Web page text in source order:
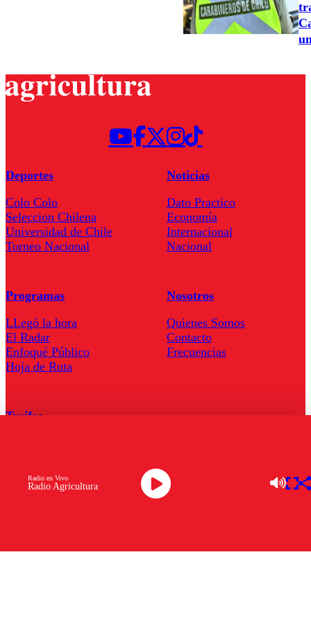
Radio Agricultura
Radio en Vivo
Deportes
Colo Colo
Seleccion Chilena
Universidad de Chile
Torneo Nacional
Noticias
Dato Practico
Economía
Internacional
Nacional
Programas
LLegó la hora
El Radar
Enfoqué Público
Hoja de Ruta
Nosotros
Quienes Somos
Contacto
Frecuencias
Tarifas
Descarga la APP